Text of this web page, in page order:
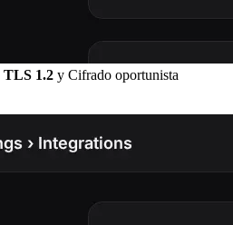
TLS 1.2 y Cifrado oportunista